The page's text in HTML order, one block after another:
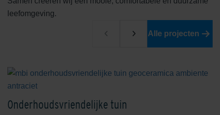
leefomgeving.
Alle projecten
Onderhoudsvriendelijke tuin